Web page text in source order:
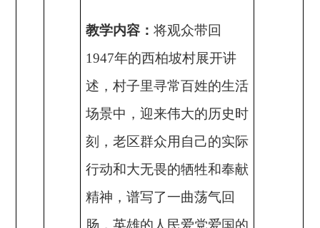
教学内容：将观众带回
1947年的西柏坡村展开讲
述，村子里寻常百姓的生活
场景中，迎来伟大的历史时
刻，老区群众用自己的实际
行动和大无畏的牺牲和奉献
精神，谱写了一曲荡气回
肠，英雄的人民爱党爱国的